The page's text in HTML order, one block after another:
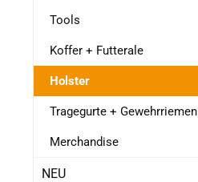
Tools
Koffer + Futterale
Holster
Tragegurte + Gewehrriemen
Merchandise
NEU